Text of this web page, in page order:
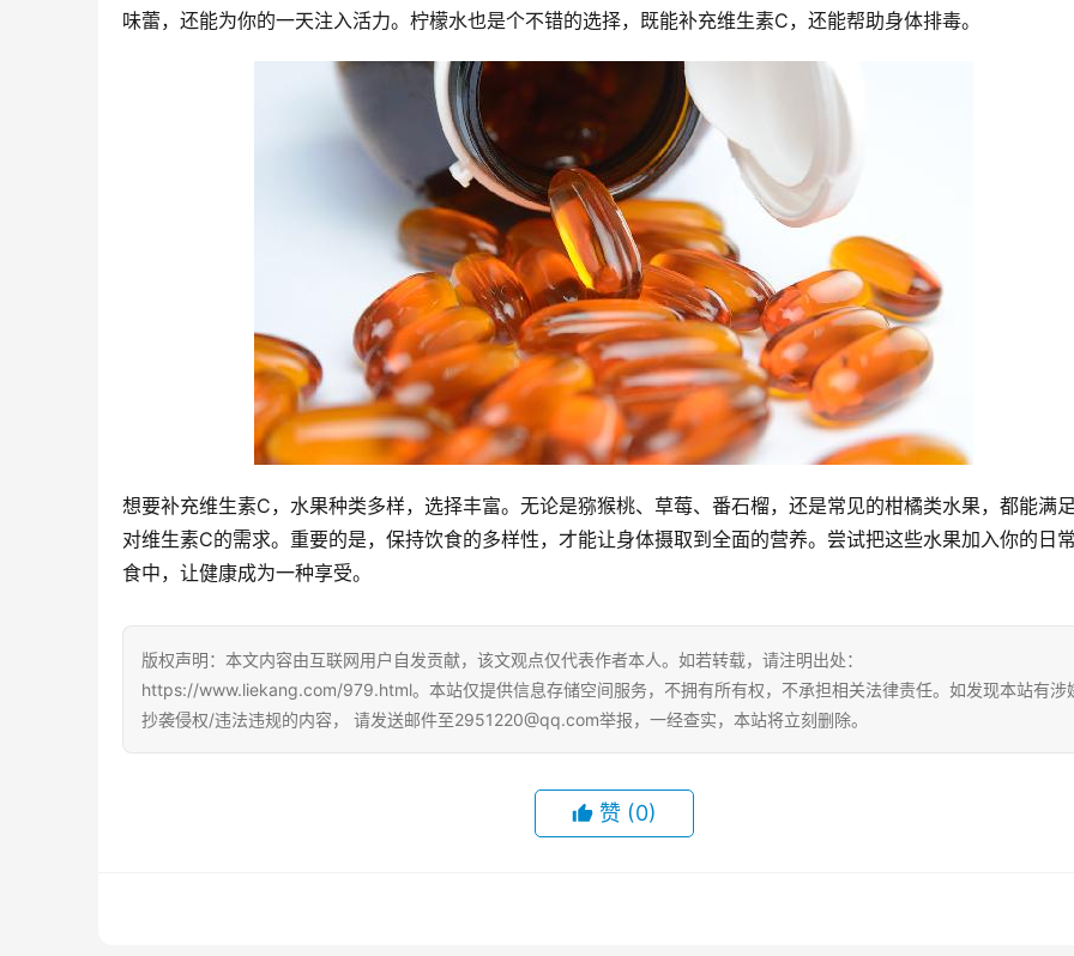
味蕾，还能为你的一天注入活力。柠檬水也是个不错的选择，既能补充维生素C，还能帮助身体排毒。
想要补充维生素C，水果种类多样，选择丰富。无论是猕猴桃、草莓、番石榴，还是常见的柑橘类水果，都能满
对维生素C的需求。重要的是，保持饮食的多样性，才能让身体摄取到全面的营养。尝试把这些水果加入你的日
食中，让健康成为一种享受。
版权声明：本文内容由互联网用户自发贡献，该文观点仅代表作者本人。如若转载，请注明出处：
https://www.liekang.com/979.html。本站仅提供信息存储空间服务，不拥有所有权，不承担相关法律责任。如发现本站有涉
抄袭侵权/违法违规的内容， 请发送邮件至2951220@qq.com举报，一经查实，本站将立刻删除。
赞 (0)